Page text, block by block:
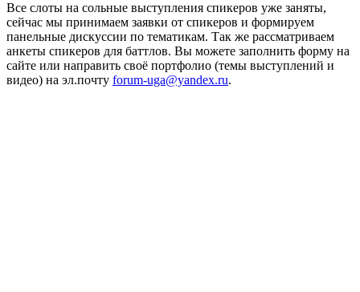
Все слоты на сольные выступления спикеров уже заняты,
сейчас мы принимаем заявки от спикеров и формируем
панельные дискуссии по тематикам. Так же рассматриваем
анкеты спикеров для баттлов. Вы можете заполнить форму на
сайте или направить своё портфолио (темы выступлений и
видео) на эл.почту forum-uga@yandex.ru.